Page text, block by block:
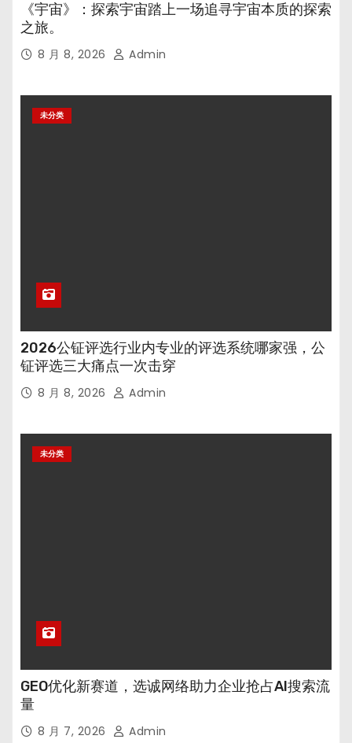
《宇宙》：探索宇宙踏上一场追寻宇宙本质的探索
之旅。
8 月 8, 2026 Admin
未分类
2026公钲评选行业内专业的评选系统哪家强，公
钲评选三大痛点一次击穿
8 月 8, 2026 Admin
未分类
GEO优化新赛道，选诚网络助力企业抢占AI搜索流
量
8 月 7, 2026 Admin